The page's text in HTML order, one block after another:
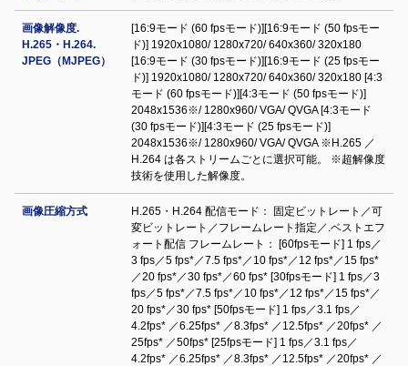
画像解像度.
H.265・H.264.
JPEG（MJPEG）
[16:9モード (60 fpsモード)][16:9モード (50 fpsモー
ド)] 1920x1080/ 1280x720/ 640x360/ 320x180
[16:9モード (30 fpsモード)][16:9モード (25 fpsモー
ド)] 1920x1080/ 1280x720/ 640x360/ 320x180 [4:3
モード (60 fpsモード)][4:3モード (50 fpsモード)]
2048x1536※/ 1280x960/ VGA/ QVGA [4:3モード
(30 fpsモード)][4:3モード (25 fpsモード)]
2048x1536※/ 1280x960/ VGA/ QVGA ※H.265 ／
H.264 は各ストリームごとに選択可能。 ※超解像度
技術を使用した解像度。
画像圧縮方式
H.265・H.264 配信モード： 固定ビットレート／可
変ビットレート／フレームレート指定／.ベストエフ
ォート配信 フレームレート： [60fpsモード] 1 fps／
3 fps／5 fps*／7.5 fps*／10 fps*／12 fps*／15 fps*
／20 fps*／30 fps*／60 fps* [30fpsモード] 1 fps／3
fps／5 fps*／7.5 fps*／10 fps*／12 fps*／15 fps*／
20 fps*／30 fps* [50fpsモード] 1 fps／3.1 fps／
4.2fps* ／6.25fps* ／8.3fps* ／12.5fps* ／20fps* ／
25fps* ／50fps* [25fpsモード] 1 fps／3.1 fps／
4.2fps* ／6.25fps* ／8.3fps* ／12.5fps* ／20fps* ／